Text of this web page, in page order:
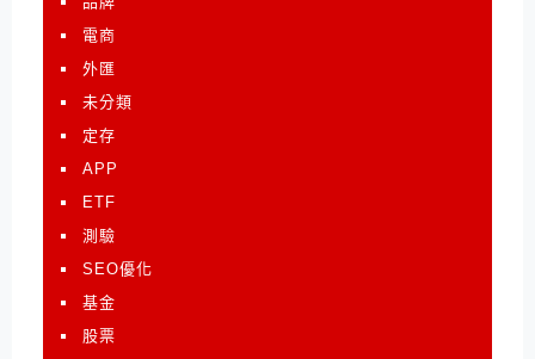
電商
外匯
未分類
定存
APP
ETF
測驗
SEO優化
基金
股票